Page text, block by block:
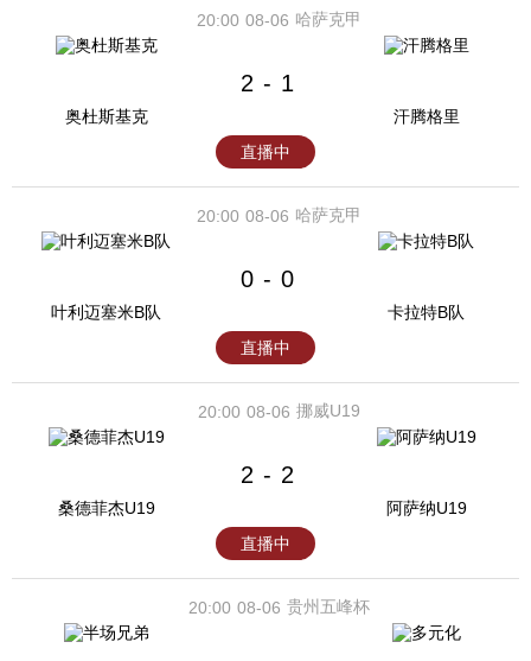
08-06
20:00 哈萨克甲
奥杜斯基克
2 - 1
汗腾格里
直播中
08-06
20:00 哈萨克甲
叶利迈塞米B队
0 - 0
卡拉特B队
直播中
08-06
20:00 挪威U19
桑德菲杰U19
2 - 2
阿萨纳U19
直播中
08-06
20:00 贵州五峰杯